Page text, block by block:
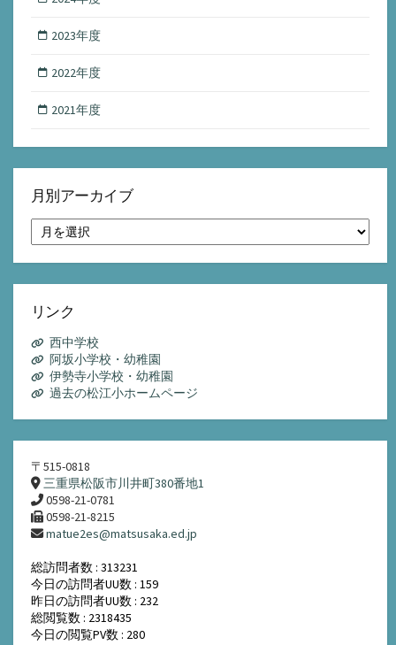
2023年度
2022年度
2021年度
月別アーカイブ
別
ア
イ
リンク
西中学校
阿坂小学校・幼稚園
伊勢寺小学校・幼稚園
過去の松江小ホームページ
〒515-0818
三重県松阪市川井町380番地1
0598-21-0781
0598-21-8215
matue2es@matsusaka.ed.jp
総訪問者数 : 313231
今日の訪問者UU数 : 159
昨日の訪問者UU数 : 232
総閲覧数 : 2318435
今日の閲覧PV数 : 280